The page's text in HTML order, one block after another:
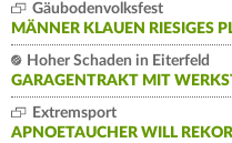
Gäubodenvolksfest
MÄNNER KLAUEN RIESIGES
Hoher Schaden in Eiterfeld
GARAGENTRAKT MIT
Extremsport
APNOETAUCHER WILL